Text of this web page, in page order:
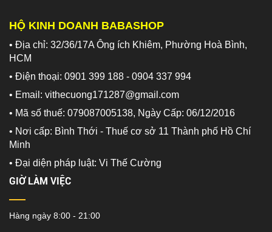
HỘ KINH DOANH BABASHOP
• Địa chỉ: 32/36/17A Ông ích Khiêm, Phường Hoà Bình,
HCM
• Điện thoại: 0901 399 188 - 0904 337 994
• Email: vithecuong171287@gmail.com
• Mã số thuế: 079087005138, Ngày Cấp: 06/12/2016
• Nơi cấp: Bình Thới - Thuế cơ sở 11 Thành phố Hồ Chí
Minh
• Đại diện pháp luật: Vi Thế Cường
GIỜ LÀM VIỆC
Hàng ngày 8:00 - 21:00